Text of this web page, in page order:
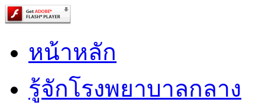
หน้าหลัก
รู้จักโรงพยาบาลกลาง